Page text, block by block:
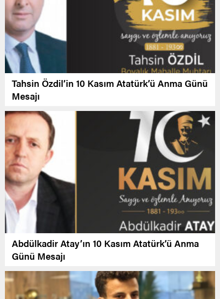
Tahsin Özdil’in 10 Kasım Atatürk’ü Anma Günü
Mesajı
Abdülkadir Atay’ın 10 Kasım Atatürk’ü Anma
Günü Mesajı